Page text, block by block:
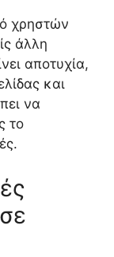
χρηστών
άλλη
αποτυχία,
και
να
το